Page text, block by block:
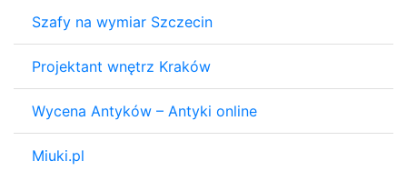
Szafy na wymiar Szczecin
Projektant wnętrz Kraków
Wycena Antyków – Antyki online
Miuki.pl